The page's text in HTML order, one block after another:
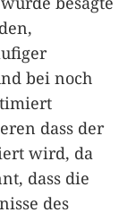
bei noch
dass der
wird, da
dass die
des